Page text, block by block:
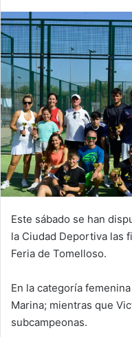
Este sábado se han
la Ciudad Deportiva las
Feria de Tomelloso.
En la categoría
Marina; mientras que
subcampeonas.